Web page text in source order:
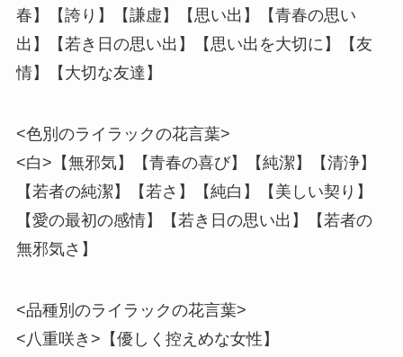
春】【誇り】【謙虚】【思い出】【青春の思い
出】【若き日の思い出】【思い出を大切に】【友
情】【大切な友達】
<色別のライラックの花言葉>
<白>【無邪気】【青春の喜び】【純潔】【清浄】
【若者の純潔】【若さ】【純白】【美しい契り】
【愛の最初の感情】【若き日の思い出】【若者の
無邪気さ】
<品種別のライラックの花言葉>
<八重咲き>【優しく控えめな女性】